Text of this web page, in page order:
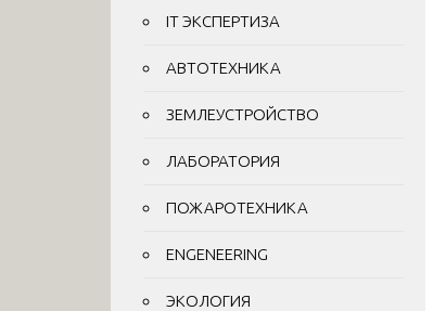
IT ЭКСПЕРТИЗА
АВТОТЕХНИКА
ЗЕМЛЕУСТРОЙСТВО
ЛАБОРАТОРИЯ
ПОЖАРОТЕХНИКА
ENGENEERING
ЭКОЛОГИЯ